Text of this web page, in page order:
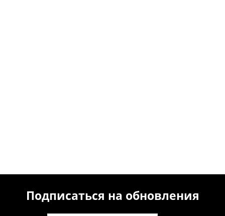
Подписаться на обновления